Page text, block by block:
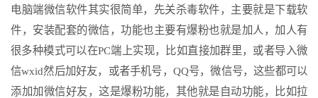
电脑端微信软件其实很简单，先关杀毒软件，主要就是下载软
件，安装配套的微信，功能也主要有爆粉也就是加人，加人有
很多种模式可以在PC端上实现，比如直接加群里，或者导入微
信wxid然后加好友，或者手机号，QQ号，微信号，这些都可以
添加加微信好友，这是爆粉功能，其他就是自动功能，比如拉